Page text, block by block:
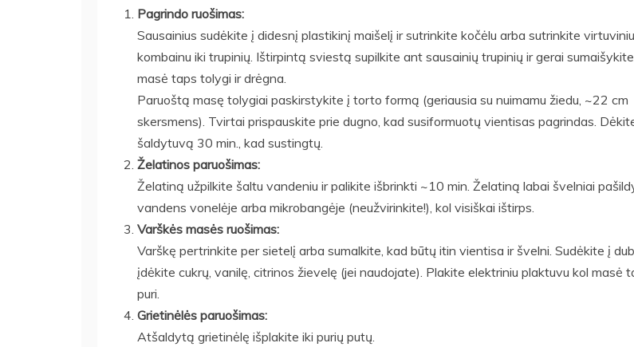
Pagrindo ruošimas:
Sausainius sudėkite į didesnį plastikinį maišelį ir sutrinkite kočėlu arba sutrinkite virtuviniu
kombainu iki trupinių. Ištirpintą sviestą supilkite ant sausainių trupinių ir gerai
masė taps tolygi ir drėgna.
Paruoštą masę tolygiai paskirstykite į torto formą (geriausia su nuimamu žiedu, ~22 cm
skersmens). Tvirtai prispauskite prie dugno, kad susiformuotų vientisas pagrindas.
šaldytuvą 30 min., kad sustingtų.
Želatinos paruošimas:
Želatiną užpilkite šaltu vandeniu ir palikite išbrinkti ~10 min. Želatiną labai švelniai
vandens vonelėje arba mikrobangėje (neužvirinkite!), kol visiškai ištirps.
Varškės masės ruošimas:
Varškę pertrinkite per sietelį arba sumalkite, kad būtų itin vientisa ir švelni. Sudėkite į
įdėkite cukrų, vanilę, citrinos žievelę (jei naudojate). Plakite elektriniu plaktuvu kol masė
puri.
Grietinėlės paruošimas:
Atšaldytą grietinėlę išplakite iki purių putų.